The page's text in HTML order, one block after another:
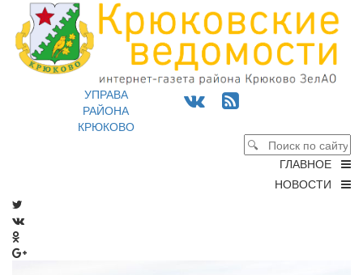
УПРАВА
РАЙОНА
КРЮКОВО
ГЛАВНОЕ
НОВОСТИ